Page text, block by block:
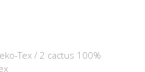
Tex / 2 cactus 100%